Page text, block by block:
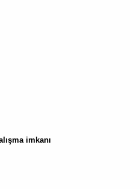
imkanı